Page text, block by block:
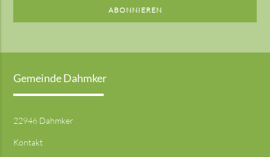
ABONNIEREN
Gemeinde Dahmker
22946 Dahmker
Kontakt